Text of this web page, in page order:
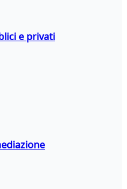
e privati